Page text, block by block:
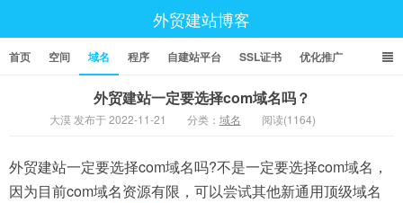
外贸建站博客
首页 空间 域名 程序 自建站平台 SSL证书 优化推广
外贸建站一定要选择com域名吗？
大漠 发布于 2022-11-21 分类： 域名 阅读(1164)
外贸建站一定要选择com域名吗?不是一定要选择com域名，
因为目前com域名资源有限，可以尝试其他新通用顶级域名